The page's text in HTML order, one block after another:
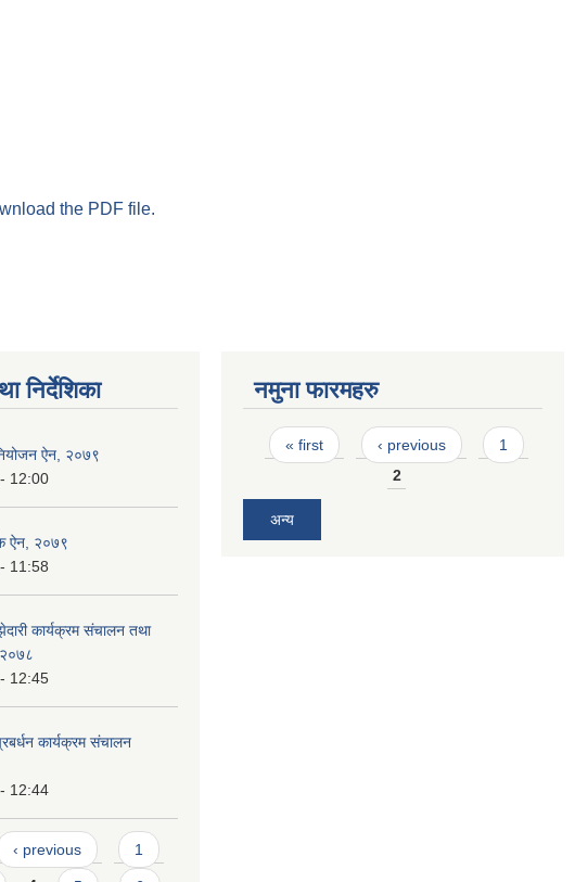
the PDF file.
निर्देशिका
ऐन, २०७९
12:00
ऐन, २०७९
11:58
कार्यक्रम संचालन तथा
२०७८
12:45
कार्यक्रम संचालन
12:44
‹ previous 1
नमुना फारमहरु
Pages
« first ‹ previous
1
2
अन्य